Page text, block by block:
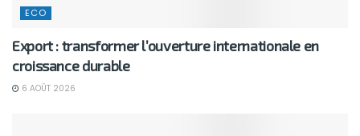
ECO
Export : transformer l’ouverture internationale en
croissance durable
6 AOÛT 2026